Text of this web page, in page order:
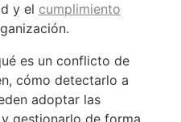
y el cumplimiento
es un conflicto de
cómo detectarlo a
adoptar las